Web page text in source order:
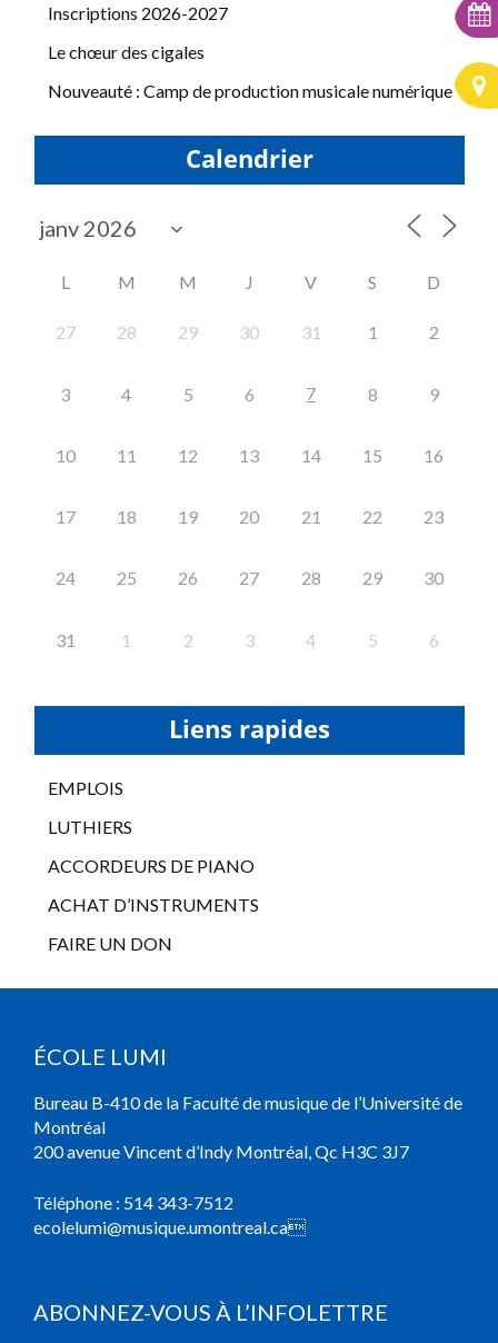
Inscriptions 2026-2027
Le chœur des cigales
Nouveauté : Camp de production musicale numérique
Calendrier
L M M J V S D
27 28 29 30 31 1 2
3 4 5 6 7 8 9
10 11 12 13 14 15 16
17 18 19 20 21 22 23
24 25 26 27 28 29 30
31 1 2 3 4 5 6
Liens rapides
EMPLOIS
LUTHIERS
ACCORDEURS DE PIANO
ACHAT D’INSTRUMENTS
FAIRE UN DON
ÉCOLE LUMI
Bureau B-410 de la Faculté de musique de l’Université de
Montréal
200 avenue Vincent d’Indy Montréal, Qc H3C 3J7
Téléphone : 514 343-7512
ecolelumi@musique.umontreal.ca
ABONNEZ-VOUS À L’INFOLETTRE